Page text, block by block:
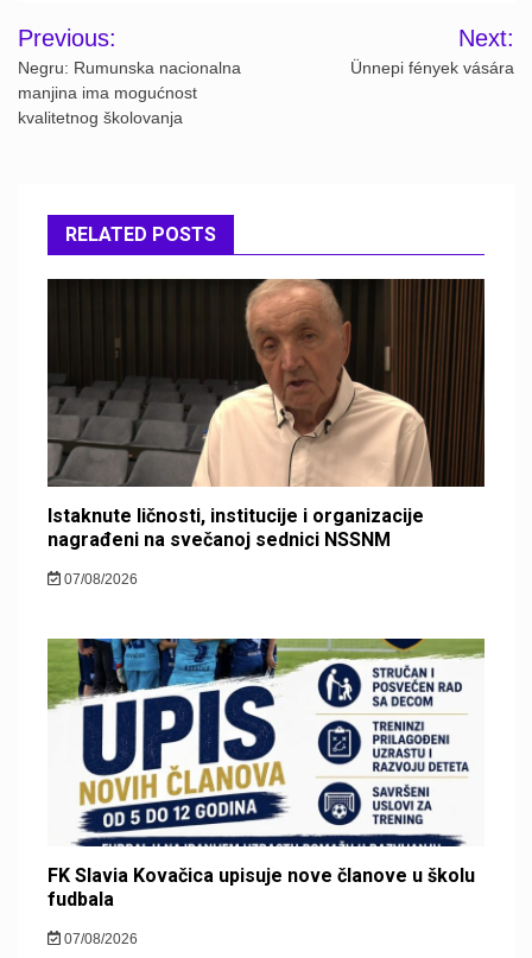
Post
navigation
Previous:
Negru: Rumunska nacionalna
manjina ima mogućnost
kvalitetnog školovanja
Next:
Ünnepi fények vására
RELATED POSTS
Istaknute ličnosti, institucije i organizacije
nagrađeni na svečanoj sednici NSSNM
07/08/2026
FK Slavia Kovačica upisuje nove članove u školu
fudbala
07/08/2026